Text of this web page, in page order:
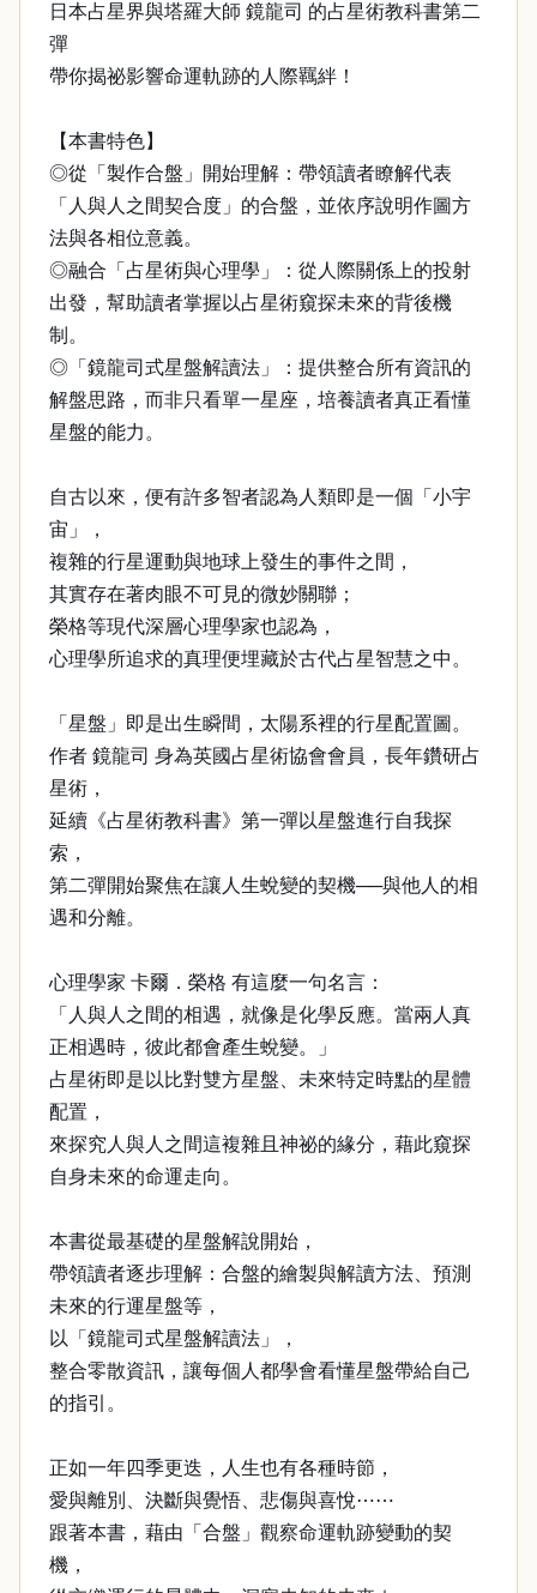
日本占星界與塔羅大師 鏡龍司 的占星術教科書第二
彈
帶你揭祕影響命運軌跡的人際羈絆！
【本書特色】
◎從「製作合盤」開始理解：帶領讀者瞭解代表
「人與人之間契合度」的合盤，並依序說明作圖方
法與各相位意義。
◎融合「占星術與心理學」：從人際關係上的投射
出發，幫助讀者掌握以占星術窺探未來的背後機
制。
◎「鏡龍司式星盤解讀法」：提供整合所有資訊的
解盤思路，而非只看單一星座，培養讀者真正看懂
星盤的能力。
自古以來，便有許多智者認為人類即是一個「小宇
宙」，
複雜的行星運動與地球上發生的事件之間，
其實存在著肉眼不可見的微妙關聯；
榮格等現代深層心理學家也認為，
心理學所追求的真理便埋藏於古代占星智慧之中。
「星盤」即是出生瞬間，太陽系裡的行星配置圖。
作者 鏡龍司 身為英國占星術協會會員，長年鑽研占
星術，
延續《占星術教科書》第一彈以星盤進行自我探
索，
第二彈開始聚焦在讓人生蛻變的契機──與他人的相
遇和分離。
心理學家 卡爾．榮格 有這麼一句名言：
「人與人之間的相遇，就像是化學反應。當兩人真
正相遇時，彼此都會產生蛻變。」
占星術即是以比對雙方星盤、未來特定時點的星體
配置，
來探究人與人之間這複雜且神祕的緣分，藉此窺探
自身未來的命運走向。
本書從最基礎的星盤解說開始，
帶領讀者逐步理解：合盤的繪製與解讀方法、預測
未來的行運星盤等，
以「鏡龍司式星盤解讀法」，
整合零散資訊，讓每個人都學會看懂星盤帶給自己
的指引。
正如一年四季更迭，人生也有各種時節，
愛與離別、決斷與覺悟、悲傷與喜悅⋯⋯
跟著本書，藉由「合盤」觀察命運軌跡變動的契
機，